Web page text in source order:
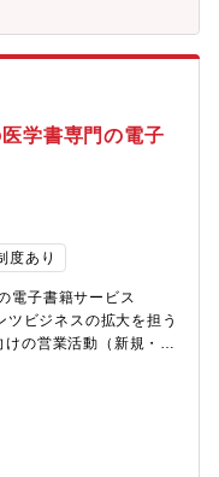
を得ています。今後
いる「MEDIXSかかり
に留まらず、患者さん
へと進化させていきま
薬局チェーンや大規模
ートナーとして経営課
行することで、事業の
セールスを募集しま
す。患者はスマホ・PC
化とオペレーションの
しています。・アット
人科の待合室に設置さ
に向けて情報や広告を
までの待ち時間が長
環境”が生まれていま
ージを基盤に、妊産婦
上にも寄与できるプラ
特殊な接触シーンを踏
リエイティブ提案を行
20年以上の歴史と確
入後のサポート品質に
に価値ある“適切な
にも対応するなど、実際
の負荷を最小限に抑え
涯の医療体験をつなげ
学書専門の電子
度あり
電子書籍サービス
ツビジネスの拡大を担う
の営業活動（新規・継
の法人営業・メニュー
けた法人プランの企
の企画・実行：サービ
進※入社後は、ご希望